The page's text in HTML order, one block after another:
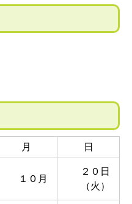
月
日
１０月
２０日
（火）